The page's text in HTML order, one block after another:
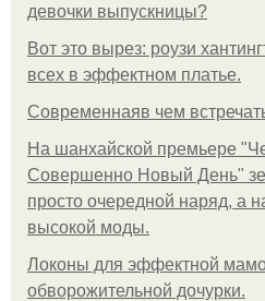
девочки выпускницы?
Вот это вырез: роузи
всех в эффектном платьe.
Современнаяв чем
На шанхайской премьере
Совершенно Новый День"
просто очередной наряд, а
высокой моды.
Локоны для эффектной
обворожительной дочурки.